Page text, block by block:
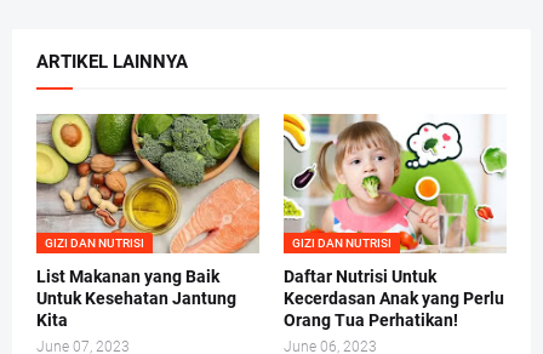
ARTIKEL LAINNYA
GIZI DAN NUTRISI
List Makanan yang Baik
Untuk Kesehatan Jantung
Kita
June 07, 2023
GIZI DAN NUTRISI
Daftar Nutrisi Untuk
Kecerdasan Anak yang Perlu
Orang Tua Perhatikan!
June 06, 2023